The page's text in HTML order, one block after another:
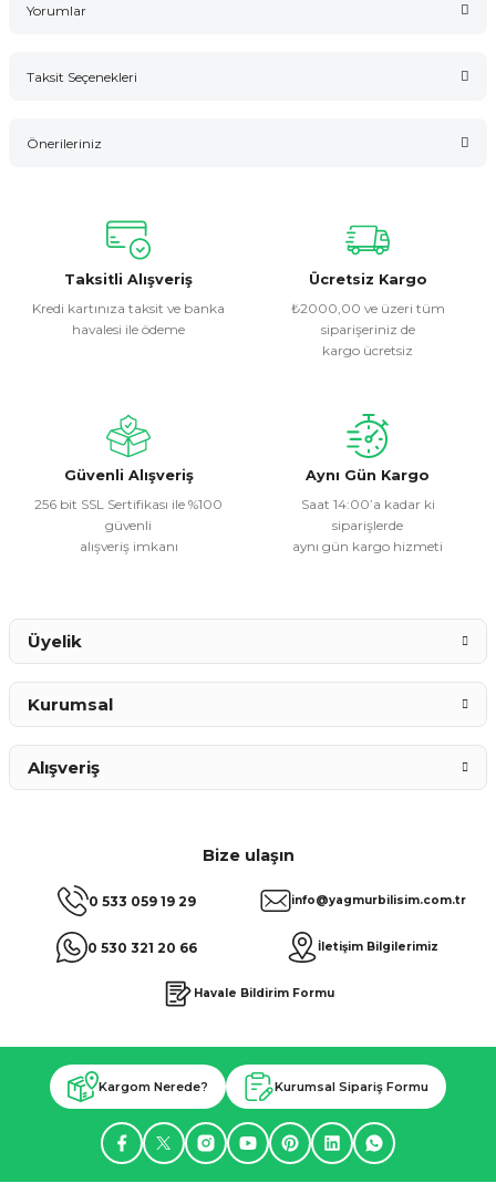
Yorumlar
Taksit Seçenekleri
Önerileriniz
konularda yetersiz gördüğünüz noktaları öneri formunu
kullanarak tarafımıza iletebilirsiniz.
Görüş ve önerileriniz için teşekkür ederiz.
Ürün resmi kalitesiz, bozuk veya görüntülenemiyor.
Ürün fiyatı diğer sitelerden daha pahalı.
Bu ürüne benzer farklı alternatifler olmalı.
Taksitli Alışveriş
Kredi kartınıza taksit ve banka
havalesi ile ödeme
Ücretsiz Kargo
₺2000,00 ve üzeri tüm
siparişeriniz de
kargo ücretsiz
Güvenli Alışveriş
256 bit SSL Sertifikası ile %100
güvenli
alışveriş imkanı
Aynı Gün Kargo
Saat 14:00’a kadar ki
siparişlerde
aynı gün kargo hizmeti
Bize ulaşın
0 533 059 19 29
0 530 321 20 66
info@yagmurbilisim.com.tr
İletişim Bilgilerimiz
Havale Bildirim Formu
Üyelik
Kurumsal
Alışveriş
Kargom Nerede? Kurumsal Sipariş Formu